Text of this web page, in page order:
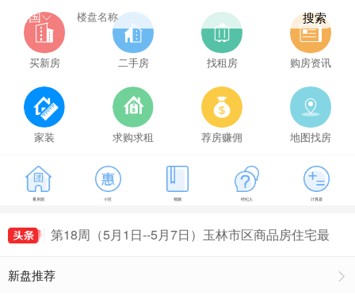
全国 搜索
买新房 二手房 找租房 购房资讯
家装 求购求租 荐房赚佣 地图找房
看房团 小区 视频 经纪人 计算器
第21周（5月22日--5月28日）玉林市区商品房住宅
最新房价出炉，玉林房价为5407元/㎡
第18周（5月1日--5月7日）玉林市区商品房住宅最
成交155套，玉林房价为5491元/㎡
第20周（5月15日--5月21日）玉林市区商品房住宅
新盘推荐